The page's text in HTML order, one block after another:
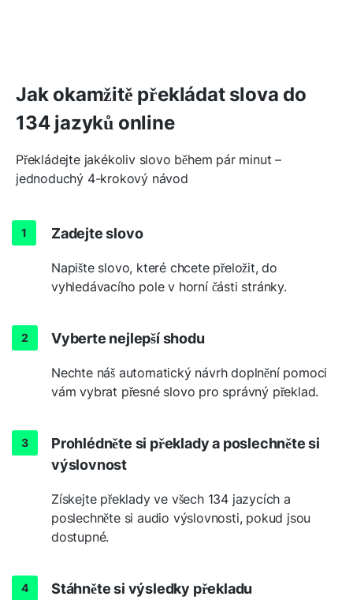
Jak okamžitě překládat slova do
134 jazyků online
Překládejte jakékoliv slovo během pár minut –
jednoduchý 4-krokový návod
Zadejte slovo
Napište slovo, které chcete přeložit, do
vyhledávacího pole v horní části stránky.
Vyberte nejlepší shodu
Nechte náš automatický návrh doplnění pomoci
vám vybrat přesné slovo pro správný překlad.
Prohlédněte si překlady a poslechněte si
výslovnost
Získejte překlady ve všech 134 jazycích a
poslechněte si audio výslovnosti, pokud jsou
dostupné.
Stáhněte si výsledky překladu